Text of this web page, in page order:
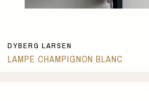
DYBERG LARSEN
LAMPE CHAMPIGNON BLANC